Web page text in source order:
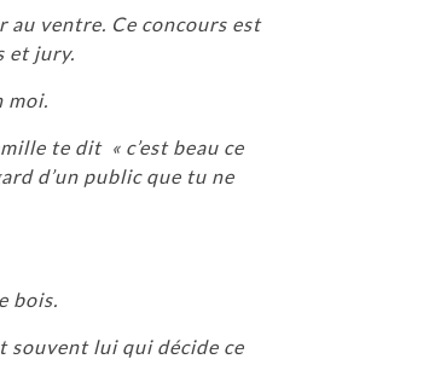
au ventre. Ce concours est
et jury.
moi.
te dit « c’est beau ce
d’un public que tu ne
bois.
souvent lui qui décide ce